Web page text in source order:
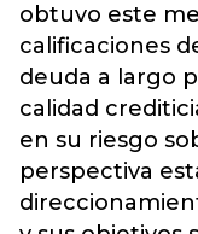
obtuvo este
calificaciones
deuda a largo
calidad
en su riesgo
perspectiva